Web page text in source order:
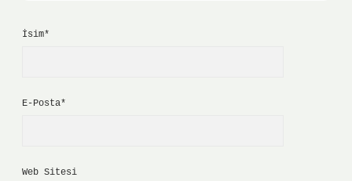
İsim*
E-Posta*
Web Sitesi